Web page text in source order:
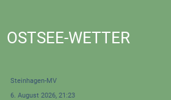
OSTSEE-WETTER
Steinhagen-MV
6. August 2026, 21:23